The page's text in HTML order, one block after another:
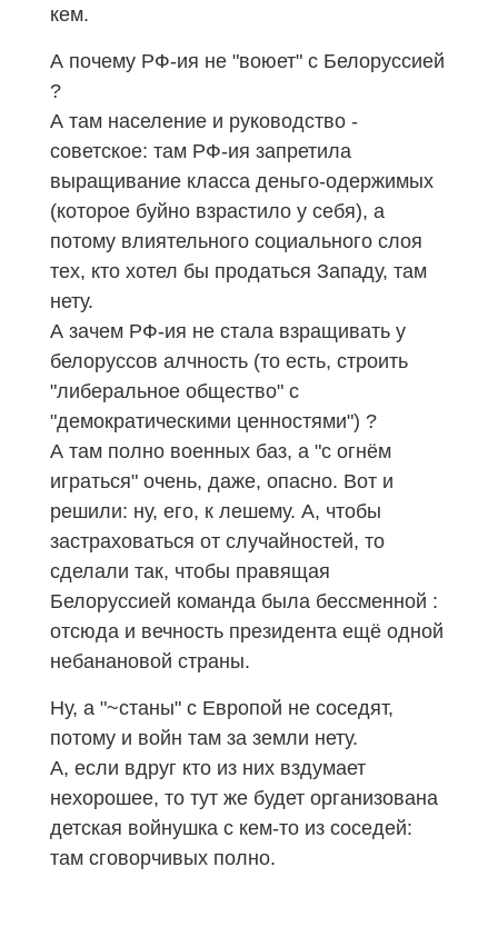
кем.
А почему РФ-ия не "воюет" с Белоруссией
?
А там население и руководство -
советское: там РФ-ия запретила
выращивание класса деньго-одержимых
(которое буйно взрастило у себя), а
потому влиятельного социального слоя
тех, кто хотел бы продаться Западу, там
нету.
А зачем РФ-ия не стала взращивать у
белоруссов алчность (то есть, строить
"либеральное общество" с
"демократическими ценностями") ?
А там полно военных баз, а "с огнём
играться" очень, даже, опасно. Вот и
решили: ну, его, к лешему. А, чтобы
застраховаться от случайностей, то
сделали так, чтобы правящая
Белоруссией команда была бессменной :
отсюда и вечность президента ещё одной
небанановой страны.
Ну, а "~станы" с Европой не соседят,
потому и войн там за земли нету.
А, если вдруг кто из них вздумает
нехорошее, то тут же будет организована
детская войнушка с кем-то из соседей:
там сговорчивых полно.